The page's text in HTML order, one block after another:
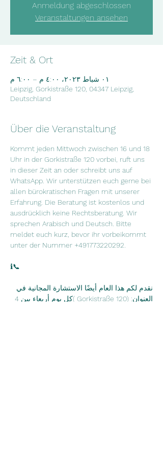
Anmeldung abgeschlossen
Veranstaltungen ansehen
Zeit & Ort
٠١ شباط ٢٠٢٣، ٤:٠٠ م – ٦:٠٠ م
Leipzig, Gorkistraße 120, 04347 Leipzig,
Deutschland
Über die Veranstaltung
Kommt jeden Mittwoch zwischen 16 und 18
Uhr in der Gorkistraße 120 vorbei, ruft uns
in dieser Zeit an oder schreibt uns auf
WhatsApp. Wir unterstützen euch gerne bei
allen bürokratischen Fragen mit unserer
Erfahrung. Die Beratung ist kostenlos und
ausdrücklich keine Rechtsberatung. Wir
sprechen Arabisch und Deutsch. Bitte
meldet euch kurz, bevor ihr vorbeikommt
unter der Nummer +491773220292.
ℹ📞
نقدم لكم هذا العام أيضًا الاستشارة المجانية في